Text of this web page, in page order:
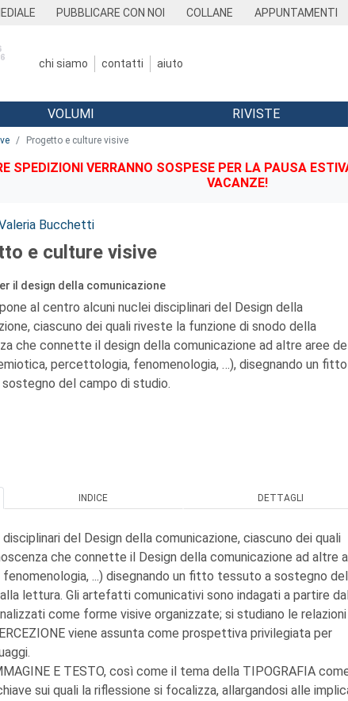
PUBBLICARE CON NOI COLLANE APPUNTAMENTI
chi siamo contatti aiuto
VOLUMI RIVISTE
Progetto e culture visive
SPEDIZIONI VERRANNO SOSPESE PER LA PAUSA
VACANZE!
Bucchetti
e culture visive
il design della comunicazione
al centro alcuni nuclei disciplinari del Design della
ciascuno dei quali riveste la funzione di snodo della
che connette il design della comunicazione ad altre aree
percettologia, fenomenologia, …), disegnando un fitto
del campo di studio.
INDICE DETTAGLI
del Design della comunicazione, ciascuno dei quali
che connette il Design della comunicazione ad altre
...) disegnando un fitto tessuto a sostegno del
lettura. Gli artefatti comunicativi sono indagati a partire
come forme visive organizzate; si studiano le
viene assunta come prospettiva privilegiata per
E TESTO, così come il tema della TIPOGRAFIA
sui quali la riflessione si focalizza, allargandosi alle